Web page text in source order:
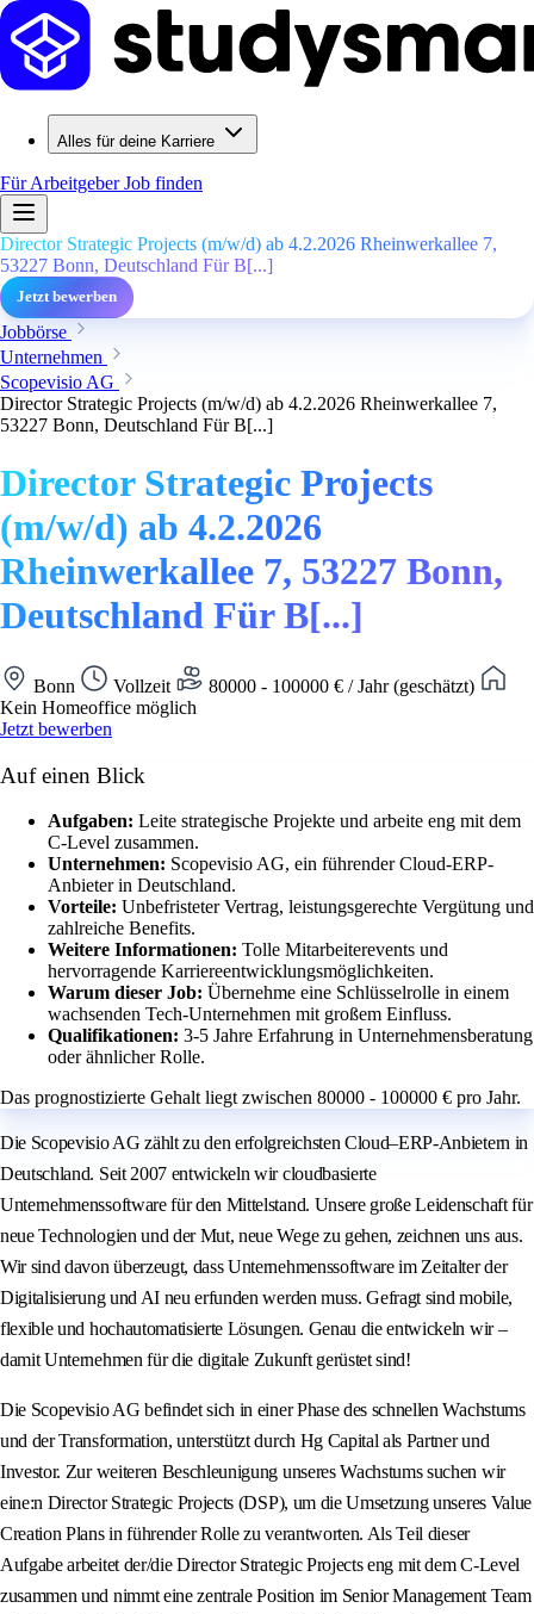
Alles für deine Karriere
Für ArbeitgeberJob finden
Director Strategic Projects (m/w/d) ab 4.2.2026 Rheinwerkallee 7,
53227 Bonn, Deutschland Für B[...]
Jetzt bewerben
Jobbörse
Unternehmen
Scopevisio AG
Director Strategic Projects (m/w/d) ab 4.2.2026 Rheinwerkallee 7,
53227 Bonn, Deutschland Für B[...]
Director Strategic Projects
(m/w/d) ab 4.2.2026
Rheinwerkallee 7, 53227 Bonn,
Deutschland Für B[...]
Bonn Vollzeit
80000 - 100000 € / Jahr (geschätzt)
Kein Homeoffice möglich
Jetzt bewerben
Auf einen Blick
Aufgaben: Leite strategische Projekte und arbeite eng mit dem
C-Level zusammen.
Unternehmen: Scopevisio AG, ein führender Cloud-ERP-
Anbieter in Deutschland.
Vorteile: Unbefristeter Vertrag, leistungsgerechte Vergütung und
zahlreiche Benefits.
Weitere Informationen: Tolle Mitarbeiterevents und
hervorragende Karriereentwicklungsmöglichkeiten.
Warum dieser Job: Übernehme eine Schlüsselrolle in einem
wachsenden Tech-Unternehmen mit großem Einfluss.
Qualifikationen: 3-5 Jahre Erfahrung in Unternehmensberatung
oder ähnlicher Rolle.
Das prognostizierte Gehalt liegt zwischen 80000 - 100000 € pro Jahr.
Die Scopevisio AG zählt zu den erfolgreichsten Cloud–ERP-Anbietern in
Deutschland. Seit 2007 entwickeln wir cloudbasierte
Unternehmenssoftware für den Mittelstand. Unsere große Leidenschaft für
neue Technologien und der Mut, neue Wege zu gehen, zeichnen uns aus.
Wir sind davon überzeugt, dass Unternehmenssoftware im Zeitalter der
Digitalisierung und AI neu erfunden werden muss. Gefragt sind mobile,
flexible und hochautomatisierte Lösungen. Genau die entwickeln wir –
damit Unternehmen für die digitale Zukunft gerüstet sind!
Die Scopevisio AG befindet sich in einer Phase des schnellen Wachstums
und der Transformation, unterstützt durch Hg Capital als Partner und
Investor. Zur weiteren Beschleunigung unseres Wachstums suchen wir
eine:n Director Strategic Projects (DSP), um die Umsetzung unseres Value
Creation Plans in führender Rolle zu verantworten. Als Teil dieser
Aufgabe arbeitet der/die Director Strategic Projects eng mit dem C-Level
zusammen und nimmt eine zentrale Position im Senior Management Team